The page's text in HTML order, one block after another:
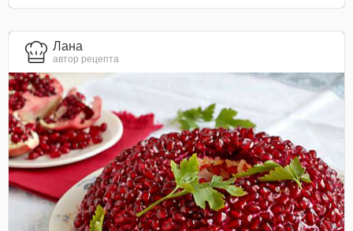
Лана
автор рецепта